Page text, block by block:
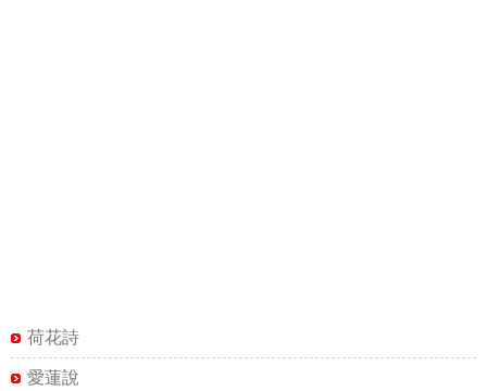
荷花詩
愛蓮說